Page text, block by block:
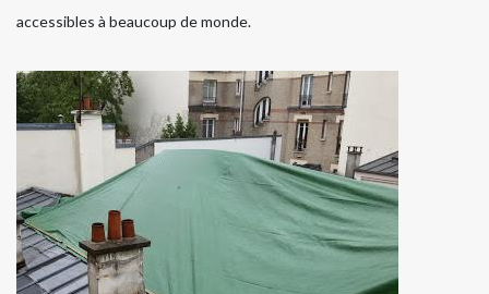
accessibles à beaucoup de monde.